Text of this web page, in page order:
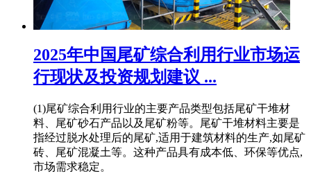
2025年中国尾矿综合利用行业市场运
行现状及投资规划建议 ...
(1)尾矿综合利用行业的主要产品类型包括尾矿干堆材
料、尾矿砂石产品以及尾矿粉等。尾矿干堆材料主要是
指经过脱水处理后的尾矿,适用于建筑材料的生产,如尾矿
砖、尾矿混凝土等。这种产品具有成本低、环保等优点,
市场需求稳定。